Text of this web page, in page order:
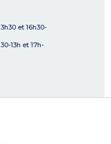
et 16h30-
13h et 17h-